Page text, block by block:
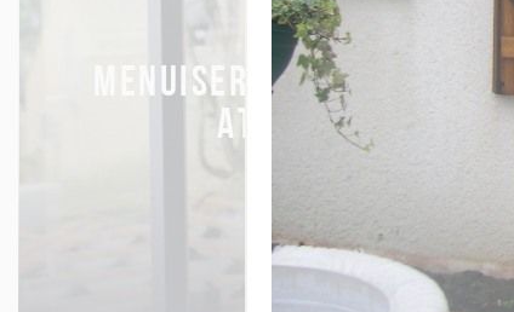
MENUISERIES & CHASSIS
ATELIER